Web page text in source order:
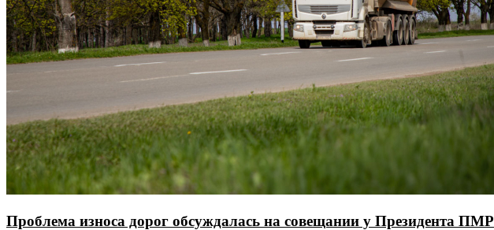
Проблема износа дорог обсуждалась на совещании у Президента ПМР